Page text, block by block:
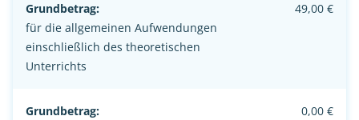
Grundbetrag:
für die allgemeinen Aufwendungen
einschließlich des theoretischen
Unterrichts
49,00 €
Grundbetrag:
0,00 €